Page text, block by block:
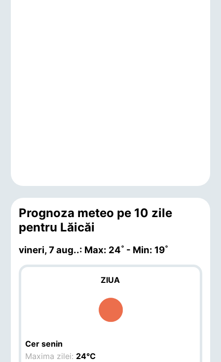
Prognoza meteo pe 10 zile
pentru Lăicăi
vineri, 7 aug..: Max: 24˚ - Min: 19˚
ZIUA
Cer senin
Maxima zilei: 24°C